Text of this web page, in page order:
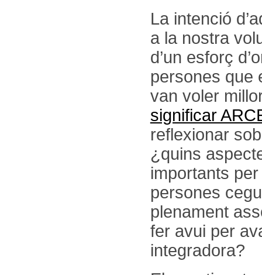
La intenció
a la nostra
d’un esforç
persones que
van voler
significar
reflexionar
¿quins
importants
persones
plenament
fer avui per
integradora?